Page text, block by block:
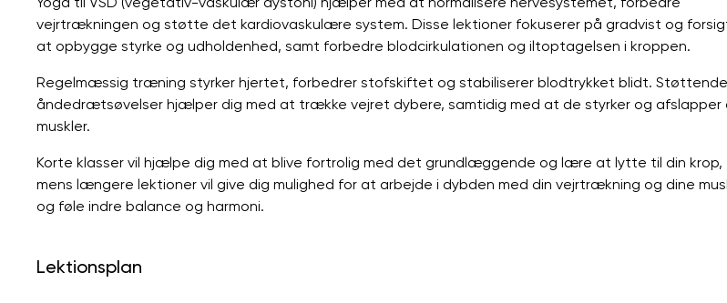
vejrtrækningen og støtte det kardiovaskulære system. Disse lektioner fokuserer på gradvist og
at opbygge styrke og udholdenhed, samt forbedre blodcirkulationen og iltoptagelsen i kroppen.
Regelmæssig træning styrker hjertet, forbedrer stofskiftet og stabiliserer blodtrykket blidt. Støttende
åndedrætsøvelser hjælper dig med at trække vejret dybere, samtidig med at de styrker og afslapper
muskler.
Korte klasser vil hjælpe dig med at blive fortrolig med det grundlæggende og lære at lytte til din krop,
mens længere lektioner vil give dig mulighed for at arbejde i dybden med din vejrtrækning og dine
og føle indre balance og harmoni.
Lektionsplan